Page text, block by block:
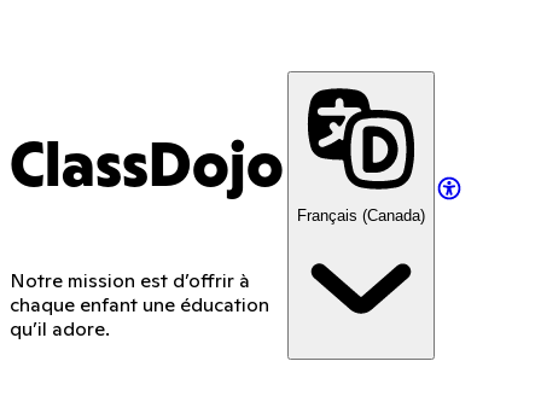
ClassDojo
Notre mission est d’offrir à
chaque enfant une éducation
qu’il adore.
Français (Canada)